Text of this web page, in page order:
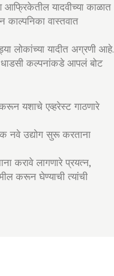
आफ्रिकेतील यादवीच्या काळात
काल्पनिका वास्तवात
लोकांच्या यादीत अग्रणी आहे.
धाडसी कल्पनांकडे आपलं बोट
करून यशाचे एव्हरेस्ट गाठणारे
नवे उद्योग सुरू करताना
करावे लागणारे प्रयत्न,
करून घेण्याची त्यांची